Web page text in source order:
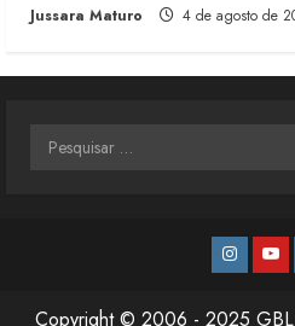
Jussara Maturo 4 de agosto de
Pesquisar
Copyright © 2006 - 2025